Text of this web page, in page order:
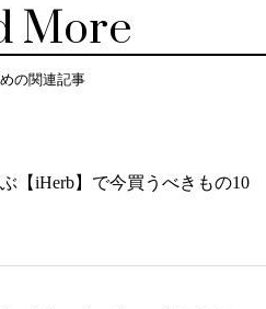
More
の関連記事
【iHerb】で今買うべきもの10